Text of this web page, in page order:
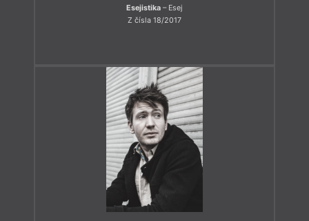
Esejistika – Esej
Z čísla 18/2017